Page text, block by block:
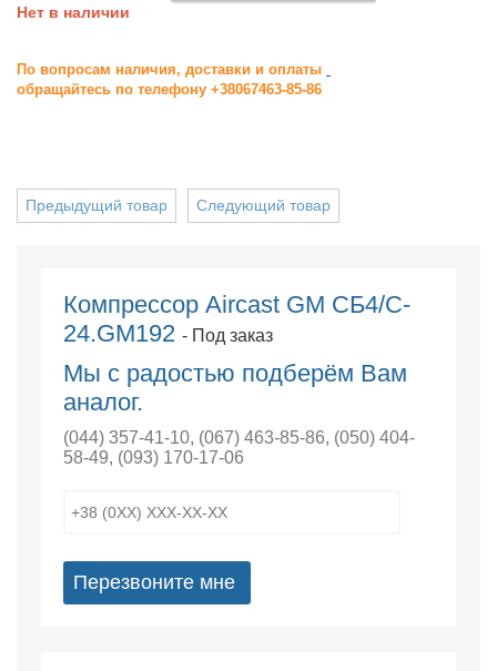
Нет в наличии
По вопросам наличия, доставки и оплаты
обращайтесь по телефону +38067463-85-86
Следующий товар
Предыдущий товар
Компрессор Aircast GM CБ4/C-
24.GM192 - Под заказ
Мы с радостью подберём Вам
аналог.
(044) 357-41-10, (067) 463-85-86, (050) 404-
58-49, (093) 170-17-06
Перезвоните мне